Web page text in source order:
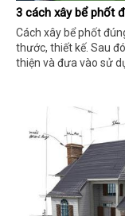
3 cách xây bể phốt
Cách xây bể phốt
thước, thiết kế. Sau
thiện và đưa vào sử